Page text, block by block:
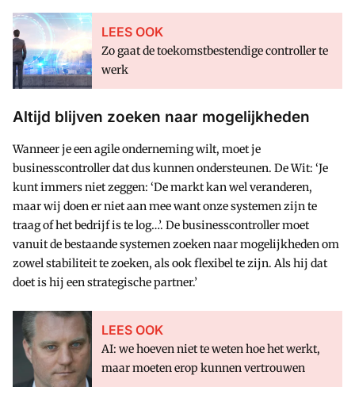
LEES OOK
Zo gaat de toekomstbestendige controller te
werk
Altijd blijven zoeken naar mogelijkheden
Wanneer je een agile onderneming wilt, moet je
businesscontroller dat dus kunnen ondersteunen. De Wit: ‘Je
kunt immers niet zeggen: ‘De markt kan wel veranderen,
maar wij doen er niet aan mee want onze systemen zijn te
traag of het bedrijf is te log…’. De businesscontroller moet
vanuit de bestaande systemen zoeken naar mogelijkheden om
zowel stabiliteit te zoeken, als ook flexibel te zijn. Als hij dat
doet is hij een strategische partner.’
LEES OOK
AI: we hoeven niet te weten hoe het werkt,
maar moeten erop kunnen vertrouwen